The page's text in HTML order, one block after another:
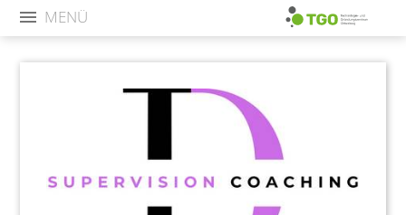
MENÜ